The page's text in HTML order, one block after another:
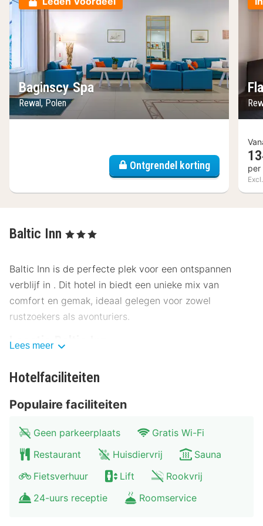
Baginscy Spa
Rewal, Polen
Ontgrendel korting per
Baltic Inn , 3 Sterren
Baltic Inn is de perfecte plek voor een ontspannen
verblijf in . Dit hotel in biedt een unieke mix van
comfort en gemak, ideaal gelegen voor zowel
rustzoekers als avonturiers.
Locatie Baltic Inn
centrum van , biedt Baltic Inn een ideale uitvalsbasis
slechts 500 meter van het centrale plein en op 300
meter van het beroemde museum. Openbaar vervoer is
gemakkelijk bereikbaar met een bushalte op 200 meter
afstand en een treinstation op 1 kilometer. Parkeren is
beschikbaar voor gasten. Bezienswaardigheden in de
Lees meer
Hotelfaciliteiten
Populaire faciliteiten
Geen parkeerplaats
Gratis Wi-Fi
Restaurant
Huisdiervrij
Sauna
Fietsverhuur
Lift
Rookvrij
24-uurs receptie
Roomservice